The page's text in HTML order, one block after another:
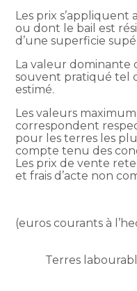
Les prix s’appliquent
ou dont le bail est
d’une superficie
La valeur dominante
souvent pratiqué tel
estimé.
Les valeurs
correspondent
pour les terres les
compte tenu des
Les prix de vente
et frais d’acte non
(euros courants à
Terres